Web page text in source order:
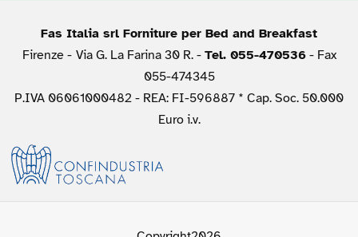
Fas Italia srl Forniture per Bed and Breakfast
Firenze - Via G. La Farina 30 R. - Tel. 055-470536- Fax
055-474345
P.IVA 06061000482 - REA: FI-596887 * Cap. Soc. 50.000
Euro i.v.